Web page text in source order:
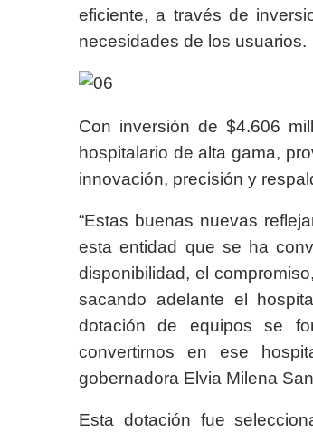
eficiente, a través de
necesidades de los usuarios.
Con inversión de $4.606
hospitalario de alta gama,
innovación, precisión y
“Estas buenas nuevas
esta entidad que se ha
disponibilidad, el
sacando adelante el
dotación de equipos se
convertirnos en ese
gobernadora Elvia Milena
Esta dotación fue